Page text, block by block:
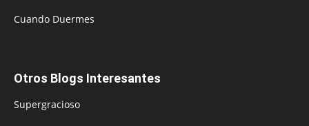
Cuando Duermes
Otros Blogs Interesantes
Supergracioso